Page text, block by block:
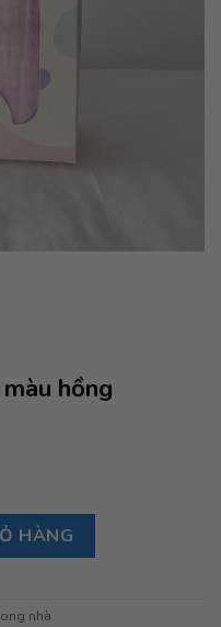
hồng
số lượng
HÀNG
nhà